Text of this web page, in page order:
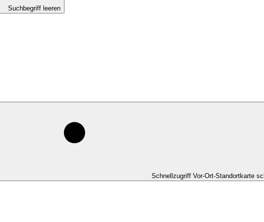
Suchbegriff leeren
Schnellzugriff Vor-Ort-Standortkarte